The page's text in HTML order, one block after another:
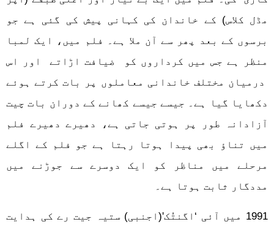
مڈل کلاس) کے خاندان کی کہانی پیش کی گئی ہے جو
برسوں کے بعد پھر سے آن ملا ہے۔ فلم میں، ایک لمبا
منظر ہے جس میں کرداروں کو ضیافت اڑاتے اور اس
درمیان مختلف خاندانی معاملوں پر بات کرتے ہوئے
دکھایا گیا ہے۔ جیسے جیسے کھانے کے دوران بات چیت
آزادانہ طور پر ہوتی جاتی ہے، دھیرے دھیرے فلم
میں تناؤ بھی پیدا ہوتا رہتا ہے جو فلم کے اگلے
مرحلے میں مناظر کو ایک دوسرے سے جوڑنے میں
مددگار ثابت ہوتا ہے۔
1991 میں آئی ‘اگنتُک'(اجنبی) ستیہ جیت رے کی ہدایت